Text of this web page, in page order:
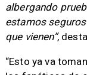
albergando
estamos
que vienen”,
“Esto ya va